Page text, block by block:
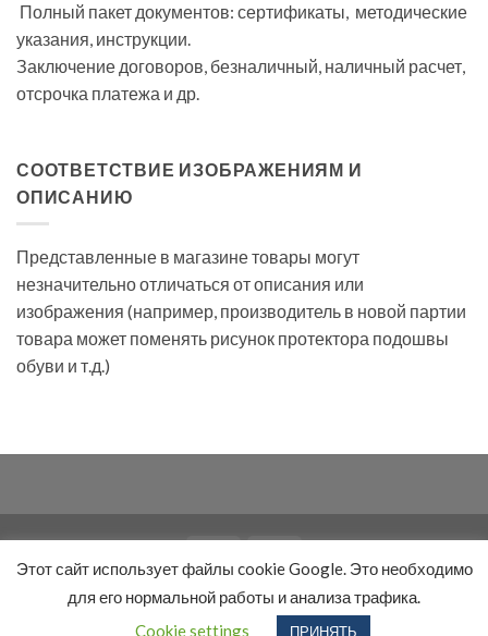
Полный пакет документов: сертификаты, методические
указания, инструкции.
Заключение договоров, безналичный, наличный расчет,
отсрочка платежа и др.
СООТВЕТСТВИЕ ИЗОБРАЖЕНИЯМ И
ОПИСАНИЮ
Представленные в магазине товары могут
незначительно отличаться от описания или
изображения (например, производитель в новой партии
товара может поменять рисунок протектора подошвы
обуви и т.д.)
УСЛУГИ
ДОСТАВКА
ПРАВИЛА И УСЛОВИЯ
Этот сайт использует файлы cookie Google. Это необходимо
для его нормальной работы и анализа трафика.
Cookie settings
ПРИНЯТЬ